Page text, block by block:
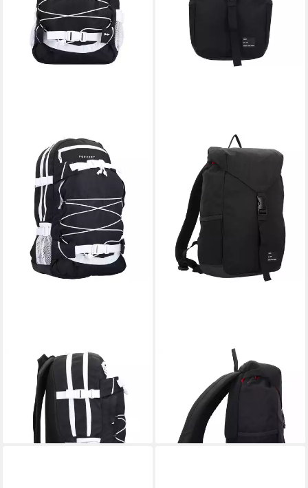
FORVERT
Daypack Ice Louis, Polyester
69,99 €
leider ausverkauft
Laptoprucksack Dale,
Polyester
49,99 €
lieferbar - in 2-3 Werktagen bei dir